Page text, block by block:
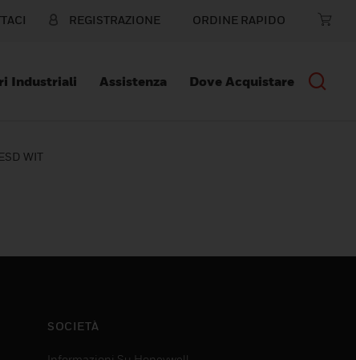
REGISTRAZIONE ORDINE RAPIDO
Industriali Assistenza Dove Acquistare
WIT
SOCIETÀ